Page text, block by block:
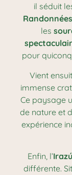
il séduit
les
pour
Vient
immense
Ce paysage
de nature et
expérience
Enfin, l’Irazú
différente.